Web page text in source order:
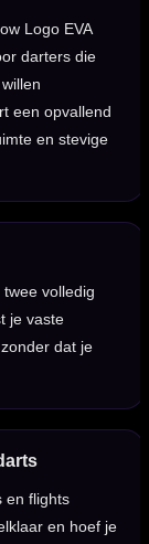
Logo EVA
darters die
een opvallend
en stevige
volledig
je vaste
dat je
en flights
en hoef je